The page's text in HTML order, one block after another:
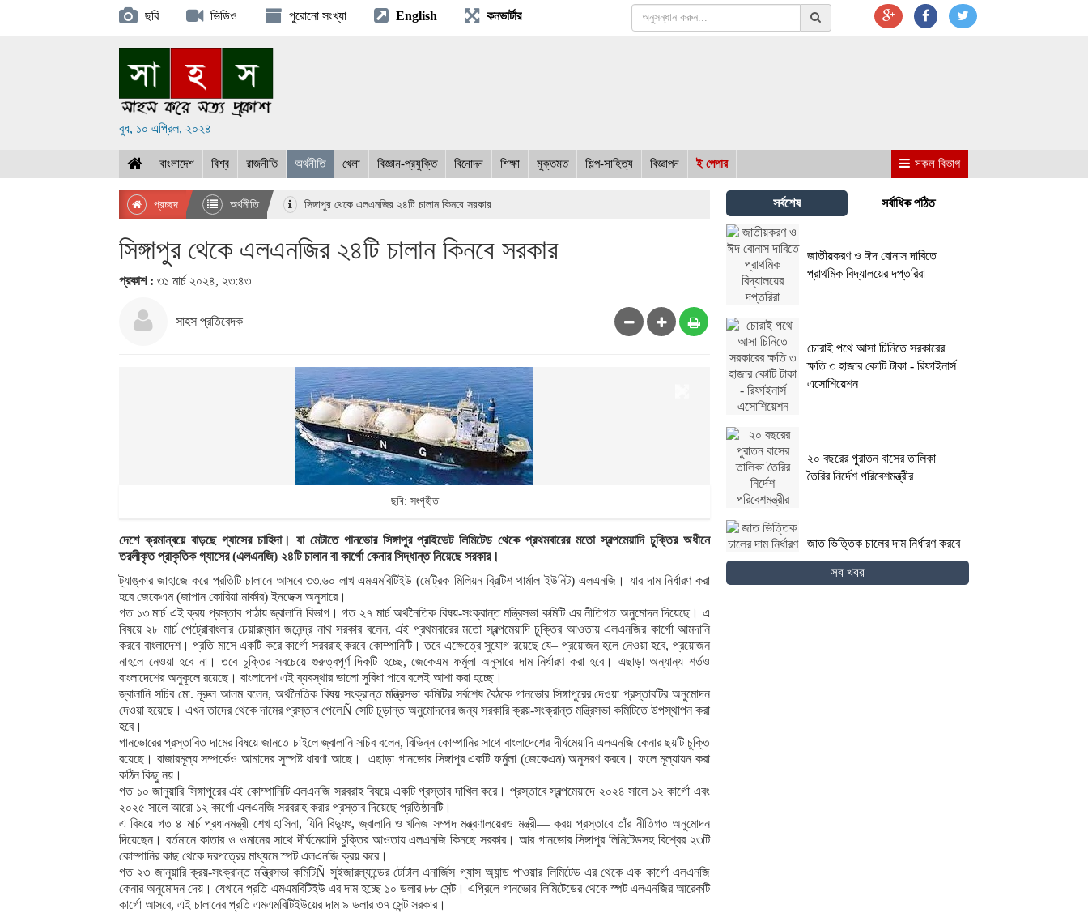
ছবি ভিডিও পুরোনো সংখ্যা English কনভার্টার
বুধ, ১০ এপ্রিল, ২০২৪
বাংলাদেশ বিশ্ব রাজনীতি অর্থনীতি খেলা বিজ্ঞান-প্রযুক্তি বিনোদন শিক্ষা মুক্তমত শিল্প-সাহিত্য বিজ্ঞাপন ই পেপার সকল বিভাগ
প্রচ্ছদ অর্থনীতি সিঙ্গাপুর থেকে এলএনজির ২৪টি চালান কিনবে সরকার
সিঙ্গাপুর থেকে এলএনজির ২৪টি চালান কিনবে সরকার
প্রকাশ : ৩১ মার্চ ২০২৪, ২৩:৪৩
সাহস প্রতিবেদক
ছবি: সংগৃহীত
দেশে ক্রমান্বয়ে বাড়ছে গ্যাসের চাহিদা। যা মেটাতে গানভোর সিঙ্গাপুর প্রাইভেট লিমিটেড থেকে প্রথমবারের মতো স্বল্পমেয়াদি চুক্তির অধীনে
তরলীকৃত প্রাকৃতিক গ্যাসের (এলএনজি) ২৪টি চালান বা কার্গো কেনার সিদ্ধান্ত নিয়েছে সরকার।
ট্যাঙ্কার জাহাজে করে প্রতিটি চালানে আসবে ৩৩.৬০ লাখ এমএমবিটিইউ (মেট্রিক মিলিয়ন ব্রিটিশ থার্মাল ইউনিট) এলএনজি। যার দাম নির্ধারণ করা
হবে জেকেএম (জাপান কোরিয়া মার্কার) ইনডেক্স অনুসারে।
গত ১৩ মার্চ এই ক্রয় প্রস্তাব পাঠায় জ্বালানি বিভাগ। গত ২৭ মার্চ অর্থনৈতিক বিষয়-সংক্রান্ত মন্ত্রিসভা কমিটি এর নীতিগত অনুমোদন দিয়েছে। এ
বিষয়ে ২৮ মার্চ পেট্রোবাংলার চেয়ারম্যান জনেন্দ্র নাথ সরকার বলেন, এই প্রথমবারের মতো স্বল্পমেয়াদি চুক্তির আওতায় এলএনজির কার্গো আমদানি
করবে বাংলাদেশ। প্রতি মাসে একটি করে কার্গো সরবরাহ করবে কোম্পানিটি। তবে এক্ষেত্রে সুযোগ রয়েছে যে– প্রয়োজন হলে নেওয়া হবে, প্রয়োজন
নাহলে নেওয়া হবে না। তবে চুক্তির সবচেয়ে গুরুত্বপূর্ণ দিকটি হচ্ছে, জেকেএম ফর্মুলা অনুসারে দাম নির্ধারণ করা হবে। এছাড়া অন্যান্য শর্তও
বাংলাদেশের অনুকূলে রয়েছে। বাংলাদেশ এই ব্যবস্থার ভালো সুবিধা পাবে বলেই আশা করা হচ্ছে।
জ্বালানি সচিব মো. নূরুল আলম বলেন, অর্থনৈতিক বিষয় সংক্রান্ত মন্ত্রিসভা কমিটির সর্বশেষ বৈঠকে গানভোর সিঙ্গাপুরের দেওয়া প্রস্তাবটির অনুমোদন
দেওয়া হয়েছে। এখন তাদের থেকে দামের প্রস্তাব পেলেÑ সেটি চূড়ান্ত অনুমোদনের জন্য সরকারি ক্রয়-সংক্রান্ত মন্ত্রিসভা কমিটিতে উপস্থাপন করা
হবে।
গানভোরের প্রস্তাবিত দামের বিষয়ে জানতে চাইলে জ্বালানি সচিব বলেন, বিভিন্ন কোম্পানির সাথে বাংলাদেশের দীর্ঘমেয়াদি এলএনজি কেনার ছয়টি চুক্তি
রয়েছে। বাজারমূল্য সম্পর্কেও আমাদের সুস্পষ্ট ধারণা আছে। এছাড়া গানভোর সিঙ্গাপুর একটি ফর্মুলা (জেকেএম) অনুসরণ করবে। ফলে মূল্যায়ন করা
কঠিন কিছু নয়।
গত ১০ জানুয়ারি সিঙ্গাপুরের এই কোম্পানিটি এলএনজি সরবরাহ বিষয়ে একটি প্রস্তাব দাখিল করে। প্রস্তাবে স্বল্পমেয়াদে ২০২৪ সালে ১২ কার্গো এবং
২০২৫ সালে আরো ১২ কার্গো এলএনজি সরবরাহ করার প্রস্তাব দিয়েছে প্রতিষ্ঠানটি।
এ বিষয়ে গত ৪ মার্চ প্রধানমন্ত্রী শেখ হাসিনা, যিনি বিদ্যুৎ, জ্বালানি ও খনিজ সম্পদ মন্ত্রণালয়েরও মন্ত্রী— ক্রয় প্রস্তাবে তাঁর নীতিগত অনুমোদন
দিয়েছেন। বর্তমানে কাতার ও ওমানের সাথে দীর্ঘমেয়াদি চুক্তির আওতায় এলএনজি কিনছে সরকার। আর গানভোর সিঙ্গাপুর লিমিটেডসহ বিশ্বের ২৩টি
কোম্পানির কাছ থেকে দরপত্রের মাধ্যমে স্পট এলএনজি ক্রয় করে।
গত ২৩ জানুয়ারি ক্রয়-সংক্রান্ত মন্ত্রিসভা কমিটিÑ সুইজারল্যান্ডের টোটাল এনার্জিস গ্যাস অ্যান্ড পাওয়ার লিমিটেড এর থেকে এক কার্গো এলএনজি
কেনার অনুমোদন দেয়। যেখানে প্রতি এমএমবিটিইউ এর দাম হচ্ছে ১০ ডলার ৮৮ সেন্ট। এপ্রিলে গানভোর লিমিটেডের থেকে স্পট এলএনজির আরেকটি
কার্গো আসবে, এই চালানের প্রতি এমএমবিটিইউয়ের দাম ৯ ডলার ৩৭ সেন্ট সরকার।
সর্বশেষ সর্বাধিক পঠিত
জাতীয়করণ ও ঈদ বোনাস দাবিতে
প্রাথমিক বিদ্যালয়ের দপ্তরিরা
চোরাই পথে আসা চিনিতে সরকারের
ক্ষতি ৩ হাজার কোটি টাকা - রিফাইনার্স
এসোশিয়েশন
২০ বছরের পুরাতন বাসের তালিকা
তৈরির নির্দেশ পরিবেশমন্ত্রীর
জাত ভিত্তিক চালের দাম নির্ধারণ করবে
সরকার - বাণিজ্য প্রতিমন্ত্রী
সব খবর